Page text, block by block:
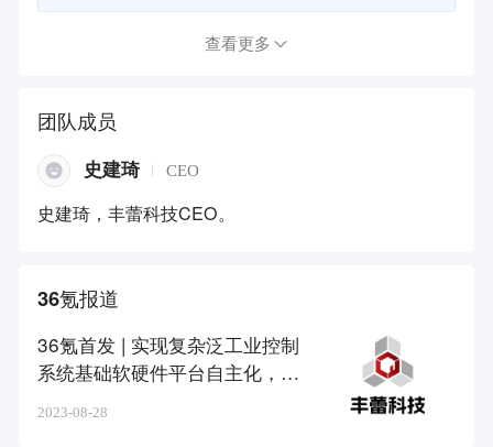
查看更多
团队成员
史建琦 CEO
史建琦，丰蕾科技CEO。
36氪报道
36氪首发 | 实现复杂泛工业控制
系统基础软硬件平台自主化，
资
2023-08-28